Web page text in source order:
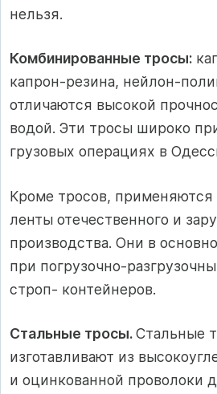
нельзя.
Комбинированные тросы:
капрон-резина, нейлон-
отличаются высокой
водой. Эти тросы широко
грузовых операциях в
Кроме тросов, применяются
ленты отечественного и
производства. Они в
при погрузочно-
строп- контейнеров.
Стальные тросы.Стальные
изготавливают из
и оцинкованной проволоки